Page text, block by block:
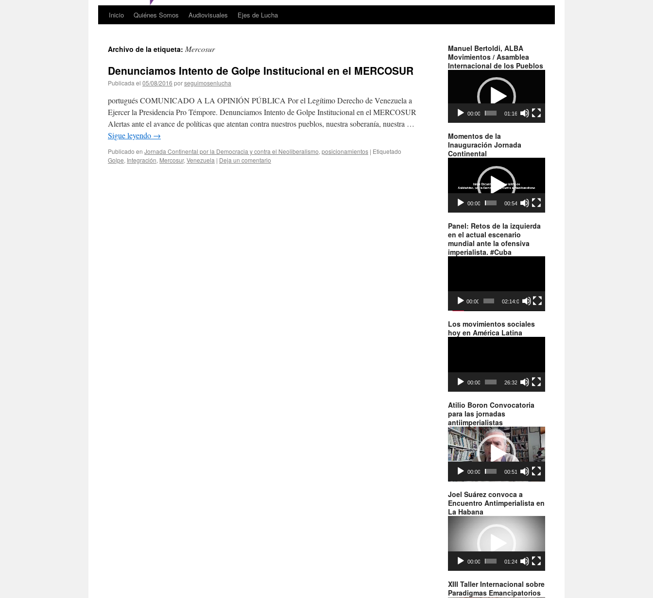
Inicio Quiénes Somos Audiovisuales Ejes de Lucha
Archivo de la etiqueta: Mercosur
Denunciamos Intento de Golpe Institucional en el MERCOSUR
Publicada el 05/08/2016 porseguimosenlucha
portugués COMUNICADO A LA OPINIÓN PÚBLICA Por el Legítimo Derecho de Venezuela a
Ejercer la Presidencia Pro Témpore. Denunciamos Intento de Golpe Institucional en el MERCOSUR
Alertas ante el avance de políticas que atentan contra nuestros pueblos, nuestra soberanía, nuestra …
Sigue leyendo →
Publicado en Jornada Continental por la Democracia y contra el Neoliberalismo, posicionamientos | Etiquetado
Golpe, Integración, Mercosur, Venezuela | Deja un comentario
Manuel Bertoldi, ALBA
Movimientos / Asamblea
Internacional de los Pueblos
00:00 01:16
Momentos de la
Inauguración Jornada
Continental
00:00 00:54
Panel: Retos de la izquierda
en el actual escenario
mundial ante la ofensiva
imperialista. #Cuba
00:00 02:14:06
Los movimientos sociales
hoy en América Latina
00:00 26:32
Atilio Boron Convocatoria
para las jornadas
antiimperialistas
Reproductor
de
vídeo
00:00 00:51
Joel Suárez convoca a
Encuentro Antimperialista en
La Habana
00:00 01:24
XIII Taller Internacional sobre
Paradigmas Emancipatorios